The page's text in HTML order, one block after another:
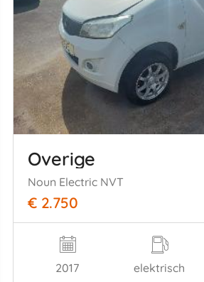
Overige
Noun Electric NVT
€ 2.750
2017 elektrisch